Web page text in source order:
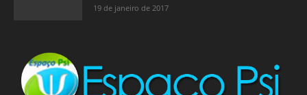
19 de janeiro de 2017